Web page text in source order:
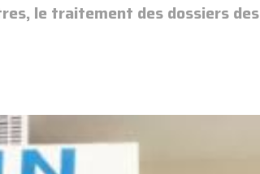
le traitement des dossiers des